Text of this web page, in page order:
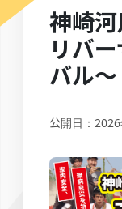
神崎
リバ
バル～
公開日：